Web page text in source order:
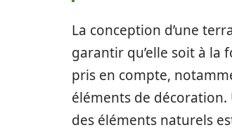
La conception d’une
garantir qu’elle soit à la
pris en compte,
éléments de
des éléments naturels